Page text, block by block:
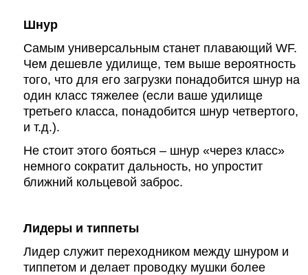
Шнур
Самым универсальным станет плавающий WF.
Чем дешевле удилище, тем выше вероятность
того, что для его загрузки понадобится шнур на
один класс тяжелее (если ваше удилище
третьего класса, понадобится шнур четвертого,
и т.д.).
Не стоит этого бояться – шнур «через класс»
немного сократит дальность, но упростит
ближний кольцевой заброс.
Лидеры и типпеты
Лидер служит переходником между шнуром и
типпетом и делает проводку мушки более